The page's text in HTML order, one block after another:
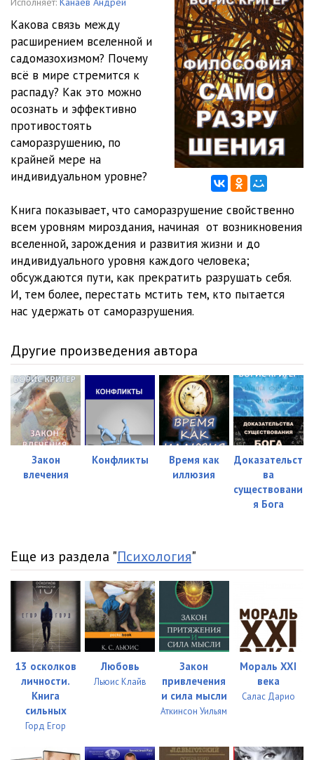
01:54
01:52
08 - Саморазрушение планетарных объектов 01:53
09 - Радиоактивный распад, как пример саморазрушения 00:52
10 - Примеры саморазрушения живой материи 01:39
11 - Саморазрушение человека 01:59
12 - Универсальный принцип саморазрушения в природе 02:56
13 - Примеры явного человеческого саморазрушения
14 - Примеры неявного человеческого саморазрушения 05:30
15 - Самообман, как необходимое условие саморазрушения
16 - Удовольствие от саморазрушения
17 - Разрушение, как сублимация саморазрушения 06:33
19 - Сопротивление саморазрушению
Какова связь между
расширением вселенной и
садомазохизмом? Почему
всё в мире стремится к
распаду? Как это можно
осознать и эффективно
противостоять
саморазрушению, по
крайней мере на
индивидуальном уровне?
Книга показывает, что саморазрушение свойственно
всем уровням мироздания, начиная от возникновения
вселенной, зарождения и развития жизни и до
индивидуального уровня каждого человека;
обсуждаются пути, как прекратить разрушать себя.
И, тем более, перестать мстить тем, кто пытается
нас удержать от саморазрушения.
Другие произведения автора
Закон
влечения
Конфликты
Время как
иллюзия
Доказательст
ва
существовани
я Бога
Еще из раздела "Психология"
13 осколков
личности.
Книга
сильных
Горд Егор
Любовь
Льюис Клайв
Закон
привлечения
и сила мысли
Аткинсон Уильям
Мораль XXI
века
Салас Дарио